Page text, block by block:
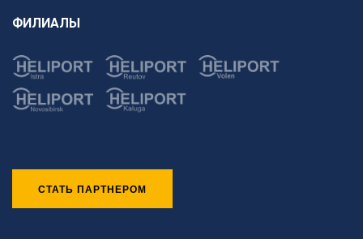
ФИЛИАЛЫ
СТАТЬ ПАРТНЕРОМ